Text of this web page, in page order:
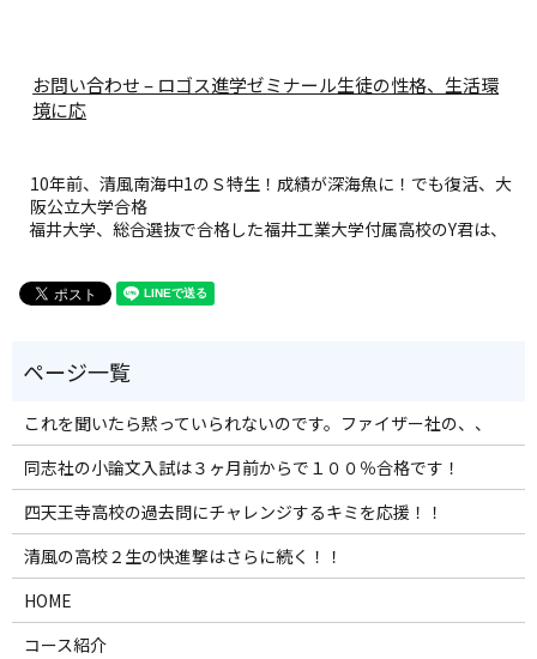
お問い合わせ – ロゴス進学ゼミナール生徒の性格、生活環
境に応
10年前、清風南海中1のＳ特生！成績が深海魚に！でも復活、大
阪公立大学合格
福井大学、総合選抜で合格した福井工業大学付属高校のY君は、
これを聞いたら黙っていられないのです。ファイザー社の、、
同志社の小論文入試は３ヶ月前からで１００％合格です！
四天王寺高校の過去問にチャレンジするキミを応援！！
清風の高校２生の快進撃はさらに続く！！
HOME
コース紹介